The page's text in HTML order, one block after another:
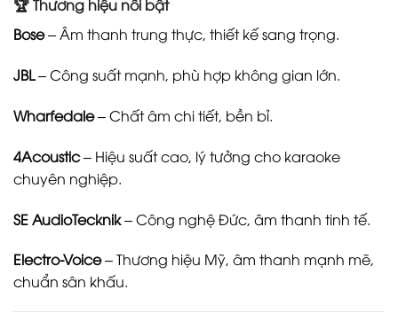
🏆 Thương hiệu nổi bật
Bose– Âm thanh trung thực, thiết kế sang trọng.
JBL– Công suất mạnh, phù hợp không gian lớn.
Wharfedale– Chất âm chi tiết, bền bỉ.
4Acoustic– Hiệu suất cao, lý tưởng cho karaoke
chuyên nghiệp.
SE AudioTecknik– Công nghệ Đức, âm thanh tinh tế.
Electro-Voice– Thương hiệu Mỹ, âm thanh mạnh mẽ,
chuẩn sân khấu.